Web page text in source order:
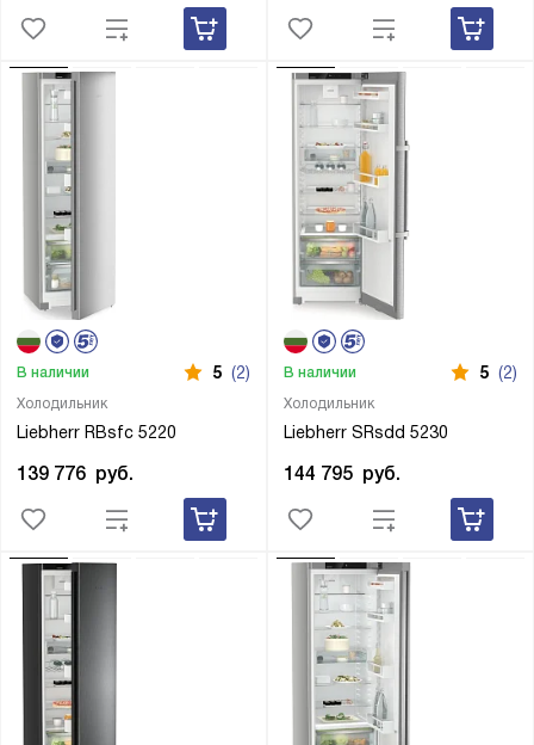
Холодильник
Liebherr RBsfc 5220
В наличии 5 (2)
139 776 руб.
Холодильник
Liebherr SRsdd 5230
В наличии 5 (2)
144 795 руб.